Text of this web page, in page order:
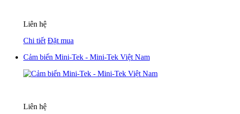
Liên hệ
Chi tiết Đặt mua
Cảm biến Mini-Tek - Mini-Tek Việt Nam
Liên hệ